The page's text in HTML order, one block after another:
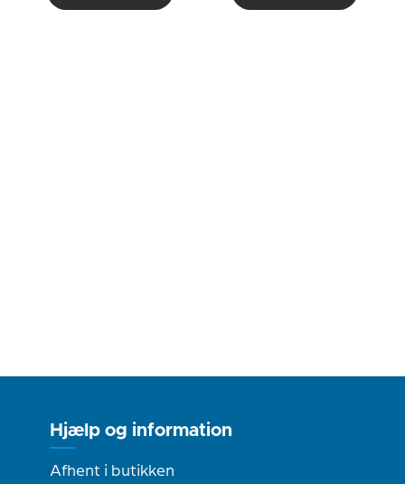
Hjælp og information
Afhent i butikken